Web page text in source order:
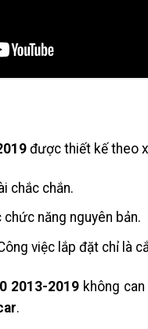
được thiết kế theo
chắc chắn.
năng nguyên bản.
việc lắp đặt chỉ là
2013-2019 không
.